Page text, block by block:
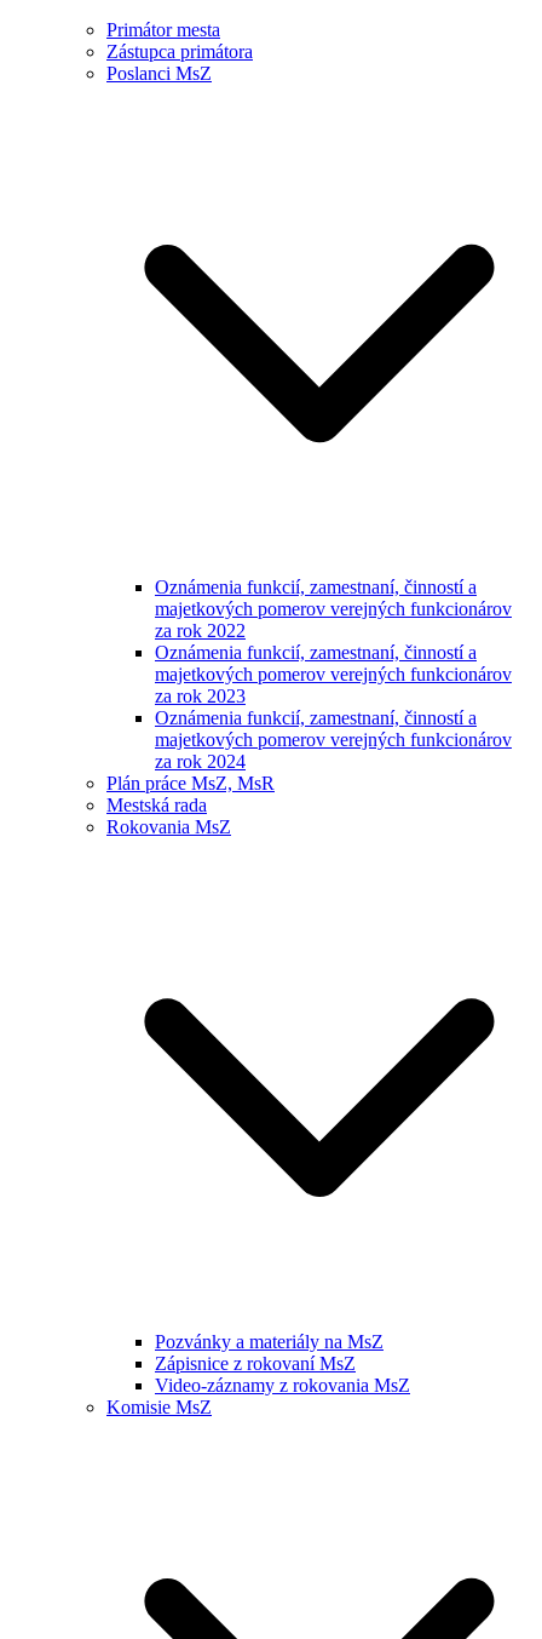
Primátor mesta
Zástupca primátora
Poslanci MsZ
Oznámenia funkcií, zamestnaní, činností a
majetkových pomerov verejných funkcionárov
za rok 2022
Oznámenia funkcií, zamestnaní, činností a
majetkových pomerov verejných funkcionárov
za rok 2023
Oznámenia funkcií, zamestnaní, činností a
majetkových pomerov verejných funkcionárov
za rok 2024
Plán práce MsZ, MsR
Mestská rada
Rokovania MsZ
Pozvánky a materiály na MsZ
Zápisnice z rokovaní MsZ
Video-záznamy z rokovania MsZ
Komisie MsZ